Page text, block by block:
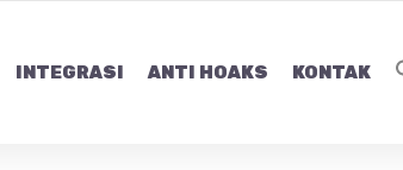
INTEGRASI ANTI HOAKS KONTAK